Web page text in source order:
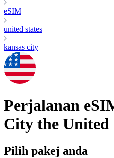
eSIM
united states
kansas city
Perjalanan
City the United
Pilih pakej anda